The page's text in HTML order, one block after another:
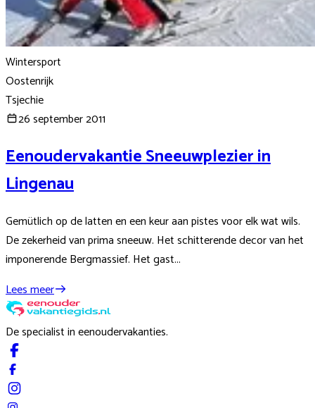
Wintersport
Oostenrijk
Tsjechie
26 september 2011
Eenoudervakantie Sneeuwplezier in
Lingenau
Gemütlich op de latten en een keur aan pistes voor elk wat wils.
De zekerheid van prima sneeuw. Het schitterende decor van het
imponerende Bergmassief. Het gast...
Lees meer
De specialist in eenoudervakanties.